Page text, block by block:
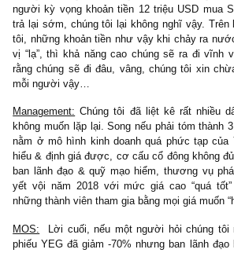
– Chất lượng lợi nhuận:Giai đoạn 2015-
loanh quanh 14-16 tỷ đồng, dòng tiền từ
với quy mô công ty. Song đến khi
LNST của hãng tự nhiên đột ngột tăng
chúng tôi một nỗi ngờ ngợ lớn lao (!)
1,100 tỷ vào công ty đều đến từ hoạt
dư khổng lồ.
–Chất lượng tài sản:Nếu ta cộng các
nghiệp “lạ”, các khoản phải thu ngắn
ứng cho nhân viên không rõ ràng lại:
đồng cuối Q1-19, chiếm gần 50% tổng
Như ngài Munger đã từng nói:“Chúng
sản không bằng tiền nằm ở bên thứ